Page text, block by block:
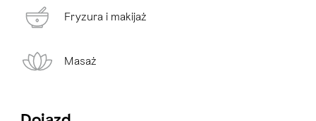
Fryzura i makijaż
Masaż